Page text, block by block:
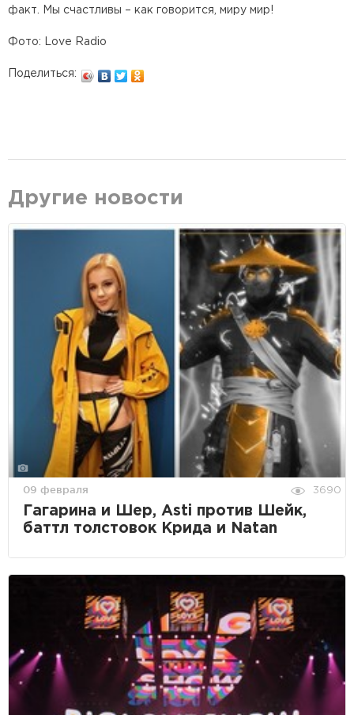
факт. Мы счастливы – как говорится, миру мир!
Фото: Love Radio
Поделиться:
Другие новости
09 февраля 3690
Гагарина и Шер, Asti против Шейк,
баттл толстовок Крида и Natan